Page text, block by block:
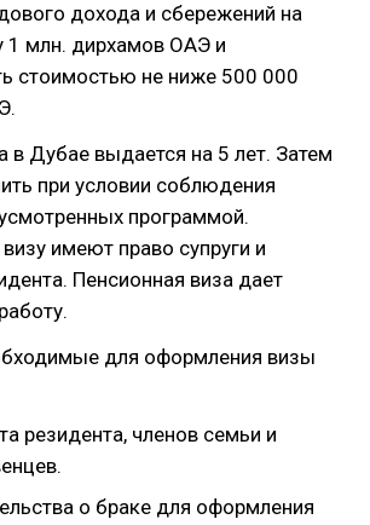
дохода и сбережений на
млн. дирхамов ОАЭ и
стоимостью не ниже 500 000
в Дубае выдается на 5 лет. Затем
при условии соблюдения
программой.
имеют право супруги и
Пенсионная виза дает
для оформления визы
резидента, членов семьи и
о браке для оформления